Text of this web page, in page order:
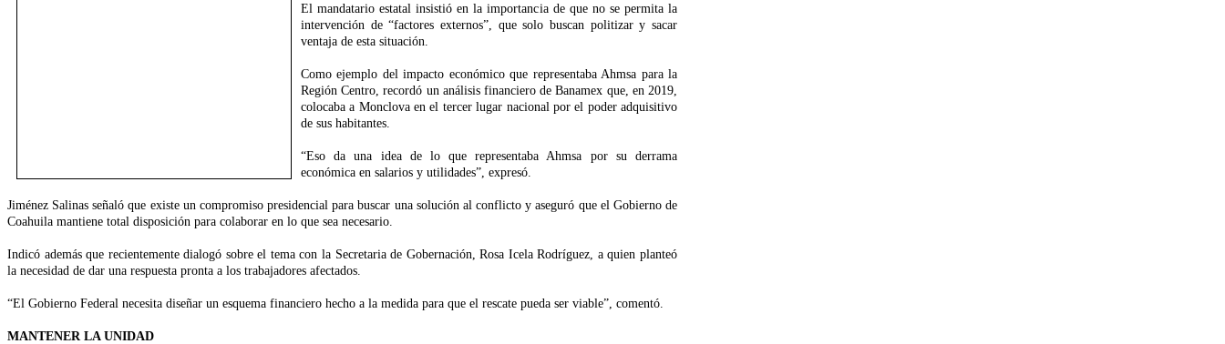
El mandatario estatal insistió en la importancia de que no se permita la
intervención de “factores externos”, que solo buscan politizar y sacar
ventaja de esta situación.
Como ejemplo del impacto económico que representaba Ahmsa para la
Región Centro, recordó un análisis financiero de Banamex que, en 2019,
colocaba a Monclova en el tercer lugar nacional por el poder adquisitivo
de sus habitantes.
“Eso da una idea de lo que representaba Ahmsa por su derrama
económica en salarios y utilidades”, expresó.
Jiménez Salinas señaló que existe un compromiso presidencial para buscar una solución al conflicto y aseguró que el Gobierno de
Coahuila mantiene total disposición para colaborar en lo que sea necesario.
Indicó además que recientemente dialogó sobre el tema con la Secretaria de Gobernación, Rosa Icela Rodríguez, a quien planteó
la necesidad de dar una respuesta pronta a los trabajadores afectados.
“El Gobierno Federal necesita diseñar un esquema financiero hecho a la medida para que el rescate pueda ser viable”, comentó.
MANTENER LA UNIDAD